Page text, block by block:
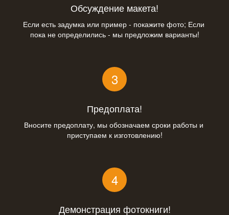
Обсуждение макета!
Если есть задумка или пример - покажите фото; Если
пока не определились - мы предложим варианты!
Предоплата!
Вносите предоплату, мы обозначаем сроки работы и
приступаем к изготовлению!
Демонстрация фотокниги!